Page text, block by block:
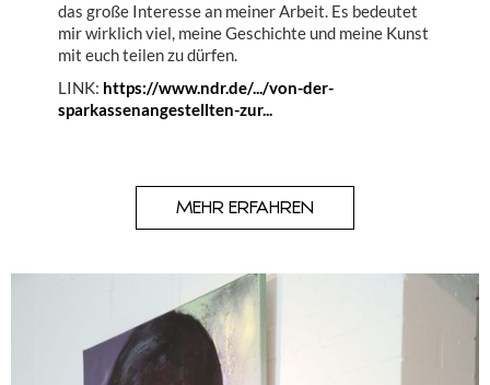
das große Interesse an meiner Arbeit. Es bedeutet
mir wirklich viel, meine Geschichte und meine Kunst
mit euch teilen zu dürfen.
LINK: https://www.ndr.de/.../von-der-
sparkassenangestellten-zur...
MEHR ERFAHREN